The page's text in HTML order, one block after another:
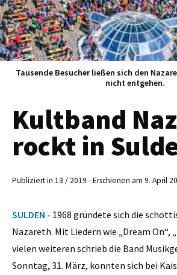
Tausende Besucher ließen sich den
nicht entgehen.
Kultband
rockt in
Publiziert in 13 / 2019 - Erschienen am 9. April
SULDEN - 1968 gründete sich die
Nazareth. Mit Liedern wie „Dream On“,
vielen weiteren schrieb die Band
Sonntag, 31. März, konnten sich bei